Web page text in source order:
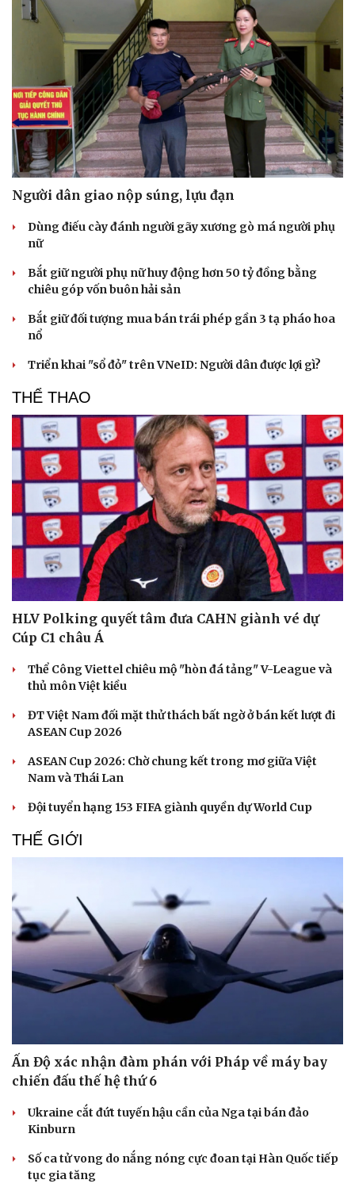
Du lịch
Săn Tour
check-in
Đọc truyện đêm khuya
Kể chuyện cho bé
Hạt giống tâm hồn
Người dân giao nộp súng, lựu đạn
Dùng điếu cày đánh người gãy xương gò má người phụ
nữ
Bắt giữ người phụ nữ huy động hơn 50 tỷ đồng bằng
chiêu góp vốn buôn hải sản
Bắt giữ đối tượng mua bán trái phép gần 3 tạ pháo hoa
nổ
Triển khai "sổ đỏ" trên VNeID: Người dân được lợi gì?
THỂ THAO
HLV Polking quyết tâm đưa CAHN giành vé dự
Cúp C1 châu Á
Thể Công Viettel chiêu mộ "hòn đá tảng" V-League và
thủ môn Việt kiều
ĐT Việt Nam đối mặt thử thách bất ngờ ở bán kết lượt đi
ASEAN Cup 2026
ASEAN Cup 2026: Chờ chung kết trong mơ giữa Việt
Nam và Thái Lan
Đội tuyển hạng 153 FIFA giành quyền dự World Cup
THẾ GIỚI
Ấn Độ xác nhận đàm phán với Pháp về máy bay
chiến đấu thế hệ thứ 6
Ukraine cắt đứt tuyến hậu cần của Nga tại bán đảo
Kinburn
Số ca tử vong do nắng nóng cực đoan tại Hàn Quốc tiếp
tục gia tăng